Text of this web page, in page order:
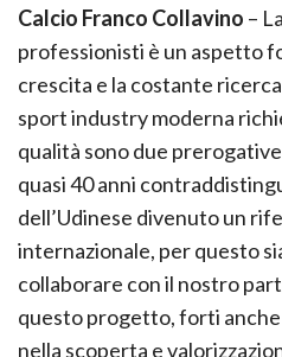
Calcio Franco Collavino –
professionisti è un aspetto
crescita e la costante
sport industry moderna
qualità sono due
quasi 40 anni
dell’Udinese divenuto un
internazionale, per questo
collaborare con il nostro
questo progetto, forti
nella scoperta e